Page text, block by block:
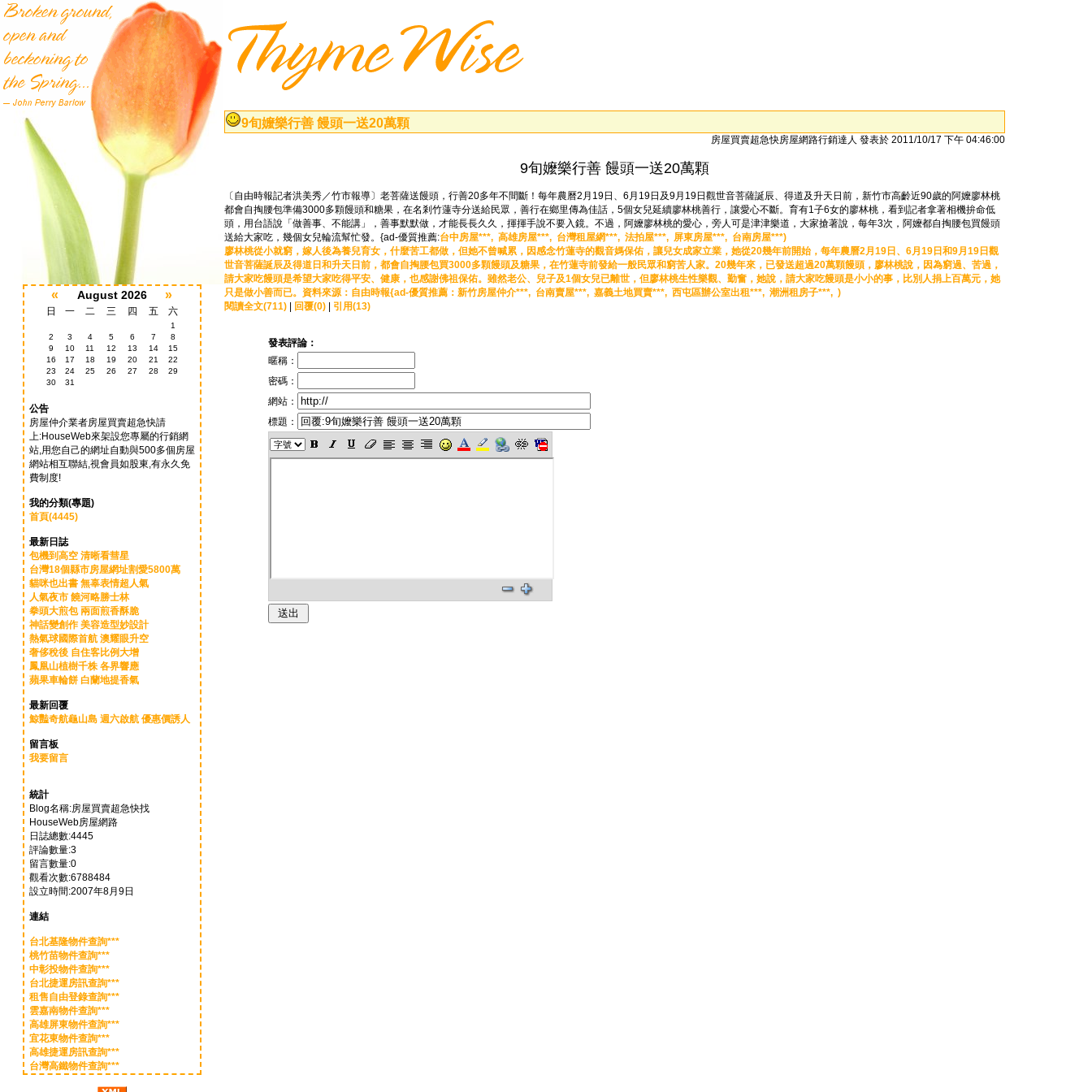
« August 2026 »
日 一 二 三 四 五 六
1
2
3 4 5 6 7
8
9
10 11 12 13 14
15
16
17 18 19 20 21
22
23
24 25 26 27 28
29
30
31
公告
房屋仲介業者房屋買賣超急快請
上:HouseWeb來架設您專屬的行銷網
站,用您自己的網址自動與500多個房屋
網站相互聯結,視會員如股東,有永久免
費制度!
我的分類(專題)
首頁(4445)
最新日誌
包機到高空 清晰看彗星
台灣18個縣市房屋網址割愛5800萬
貓咪也出書 無辜表情超人氣
人氣夜市 饒河略勝士林
拳頭大煎包 兩面煎香酥脆
神話變創作 美容造型妙設計
熱氣球國際首航 澳耀眼升空
奢侈稅後 自住客比例大增
鳳凰山植樹千株 各界響應
蘋果車輪餅 白蘭地提香氣
最新回覆
鯨豔奇航龜山島 週六啟航 優惠價誘人
留言板
我要留言
統計
Blog名稱:房屋買賣超急快找
HouseWeb房屋網路
日誌總數:4445
評論數量:3
留言數量:0
觀看次數:6788484
設立時間:2007年8月9日
連結
台北基隆物件查詢***
桃竹苗物件查詢***
中彰投物件查詢***
台北捷運房訊查詢***
租售自由登錄查詢***
雲嘉南物件查詢***
高雄屏東物件查詢***
宜花東物件查詢***
高雄捷運房訊查詢***
台灣高鐵物件查詢***
9旬嬤樂行善 饅頭一送20萬顆
房屋買賣超急快房屋網路行銷達人 發表於 2011/10/17 下午 04:46:00
9旬嬤樂行善 饅頭一送20萬顆
〔自由時報記者洪美秀／竹市報導〕老菩薩送饅頭，行善20多年不間斷！每年農曆2月19日、6月19日及9月19日觀世音菩薩誕辰、得道及升天日前，新竹市高齡近90歲的阿嬤廖林桃
都會自掏腰包準備3000多顆饅頭和糖果，在名剎竹蓮寺分送給民眾，善行在鄉里傳為佳話，5個女兒延續廖林桃善行，讓愛心不斷。育有1子6女的廖林桃，看到記者拿著相機拚命低
頭，用台語說「做善事、不能講」，善事默默做，才能長長久久，揮揮手說不要入鏡。不過，阿嬤廖林桃的愛心，旁人可是津津樂道，大家搶著說，每年3次，阿嬤都自掏腰包買饅頭
送給大家吃，幾個女兒輪流幫忙發。{ad-優質推薦:台中房屋***, 高雄房屋***, 台灣租屋網***, 法拍屋***, 屏東房屋***, 台南房屋***)
廖林桃從小就窮，嫁人後為養兒育女，什麼苦工都做，但她不曾喊累，因感念竹蓮寺的觀音媽保佑，讓兒女成家立業，她從20幾年前開始，每年農曆2月19日、6月19日和9月19日觀
世音菩薩誕辰及得道日和升天日前，都會自掏腰包買3000多顆饅頭及糖果，在竹蓮寺前發給一般民眾和窮苦人家。20幾年來，已發送超過20萬顆饅頭，廖林桃說，因為窮過、苦過，
請大家吃饅頭是希望大家吃得平安、健康，也感謝佛祖保佑。雖然老公、兒子及1個女兒已離世，但廖林桃生性樂觀、勤奮，她說，請大家吃饅頭是小小的事，比別人捐上百萬元，她
只是做小善而已。資料來源：自由時報{ad-優質推薦： 新竹房屋仲介***, 台南賣屋***, 嘉義土地買賣***, 西屯區辦公室出租***, 潮洲租房子***, )
閱讀全文(711)
回覆(0) 引用(13)
發表評論：
暱稱：
密碼：
網站：
標題：